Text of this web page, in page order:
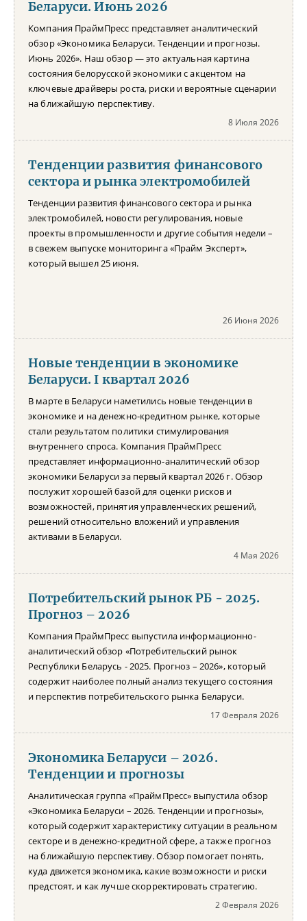
Беларуси. Июнь 2026
Компания ПраймПресс представляет аналитический
обзор «Экономика Беларуси. Тенденции и прогнозы.
Июнь 2026». Наш обзор — это актуальная картина
состояния белорусской экономики с акцентом на
ключевые драйверы роста, риски и вероятные сценарии
на ближайшую перспективу.
8 Июля 2026
Тенденции развития финансового
сектора и рынка электромобилей
Тенденции развития финансового сектора и рынка
электромобилей, новости регулирования, новые
проекты в промышленности и другие события недели –
в свежем выпуске мониторинга «Прайм Эксперт»,
который вышел 25 июня.
26 Июня 2026
Новые тенденции в экономике
Беларуси. I квартал 2026
В марте в Беларуси наметились новые тенденции в
экономике и на денежно-кредитном рынке, которые
стали результатом политики стимулирования
внутреннего спроса. Компания ПраймПресс
представляет информационно-аналитический обзор
экономики Беларуси за первый квартал 2026 г. Обзор
послужит хорошей базой для оценки рисков и
возможностей, принятия управленческих решений,
решений относительно вложений и управления
активами в Беларуси.
4 Мая 2026
Потребительский рынок РБ - 2025.
Прогноз – 2026
Компания ПраймПресс выпустила информационно-
аналитический обзор «Потребительский рынок
Республики Беларусь - 2025. Прогноз – 2026», который
содержит наиболее полный анализ текущего состояния
и перспектив потребительского рынка Беларуси.
17 Февраля 2026
Экономика Беларуси – 2026.
Тенденции и прогнозы
Аналитическая группа «ПраймПресс» выпустила обзор
«Экономика Беларуси – 2026. Тенденции и прогнозы»,
который содержит характеристику ситуации в реальном
секторе и в денежно-кредитной сфере, а также прогноз
на ближайшую перспективу. Обзор помогает понять,
куда движется экономика, какие возможности и риски
предстоят, и как лучше скорректировать стратегию.
2 Февраля 2026